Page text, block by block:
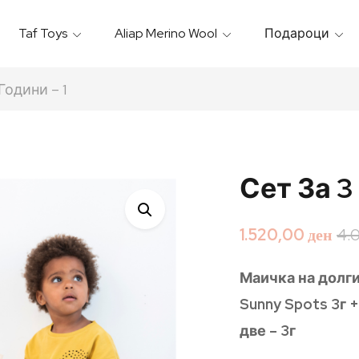
Taf Toys Aliap Merino Wool Подароци
– 1
Сет За 3
1.520,00ден
Маичка на
Sunny Spots 3г
две – 3г